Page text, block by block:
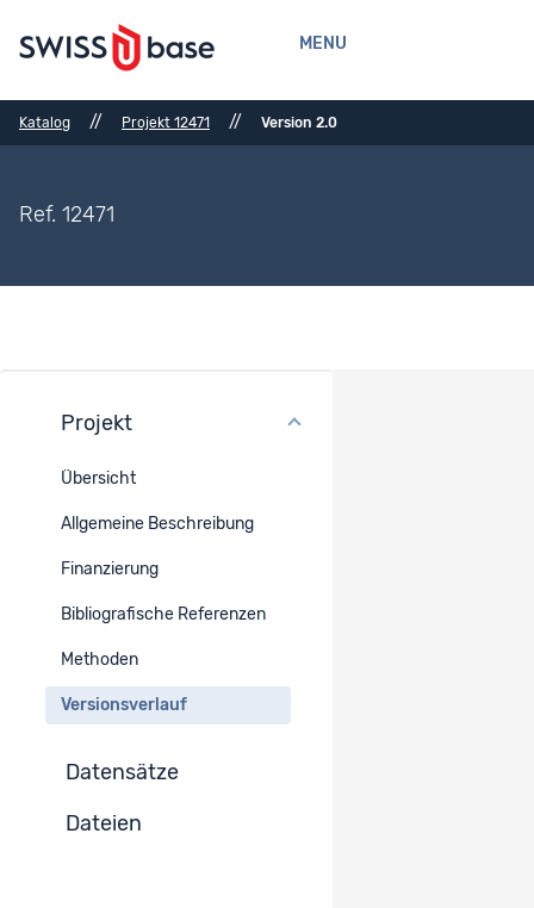
MENU
Katalog // Projekt 12471 // Version 2.0
Ref. 12471
Projekt
Übersicht
Allgemeine Beschreibung
Finanzierung
Bibliografische Referenzen
Methoden
Versionsverlauf
Datensätze
Dateien
Publiziert
Aktuell angezeigte Projekt-Version
1.0
Zur Projekt-Version wechseln